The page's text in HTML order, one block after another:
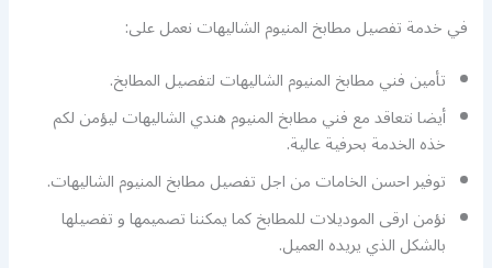
في خدمة تفصيل مطابخ المنيوم الشاليهات نعمل على:
تأمين فني مطابخ المنيوم الشاليهات لتفصيل المطابخ.
أيضا نتعاقد مع فني مطابخ المنيوم هندي الشاليهات ليؤمن لكم
خذه الخدمة بحرفية عالية.
توفير احسن الخامات من اجل تفصيل مطابخ المنيوم الشاليهات.
نؤمن ارقى الموديلات للمطابخ كما يمكننا تصميمها و تفصيلها
بالشكل الذي يريده العميل.